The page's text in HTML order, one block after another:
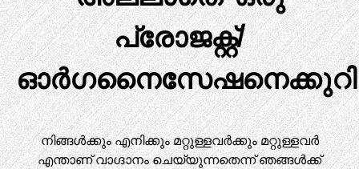
പ്രോജക്റ്റ്/
നിങ്ങൾക്കും എനിക്കും മറ്റുള്ളവർക്കും മറ്റുള്ളവർ
എന്താണ് വാഗ്ദാനം ചെയ്യുന്നതെന്ന് ഞങ്ങൾക്ക്